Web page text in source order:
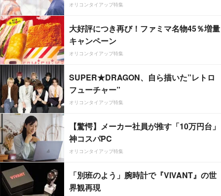
オリコンタイアップ特集
大好評につき再び！ファミマ名物45％増量
キャンペーン
オリコンタイアップ特集
SUPER★DRAGON、自ら描いた”レトロ
フューチャー”
オリコンタイアップ特集
【驚愕】メーカー社員が推す「10万円台」
神コスパPC
オリコンタイアップ特集
「別班のよう」腕時計で『VIVANT』の世
界観再現